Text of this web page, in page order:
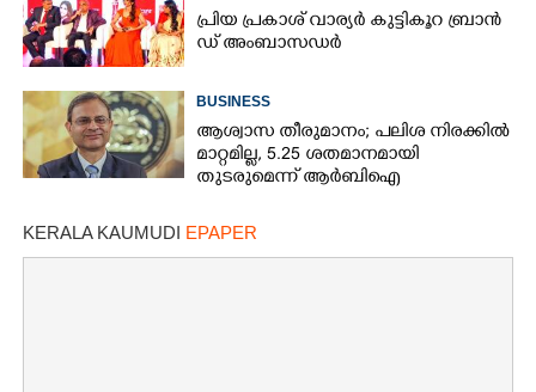
പ്രി​യ​ ​പ്ര​കാ​ശ് ​വാ​ര്യർ കു​ട്ടി​കൂ​റ​ ​ ബ്രാ​ൻ​
ഡ് ​അം​ബാ​സ​ഡ​ർ
BUSINESS
ആശ്വാസ തീരുമാനം; പലിശ നിരക്കിൽ
മാറ്റമില്ല, 5.25 ശതമാനമായി
തുടരുമെന്ന് ആർബിഐ
KERALA KAUMUDI EPAPER